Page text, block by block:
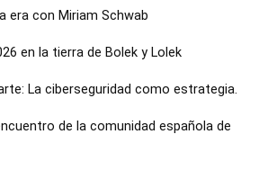
era con Miriam Schwab
en la tierra de Bolek y Lolek
La ciberseguridad como estrategia.
de la comunidad española de